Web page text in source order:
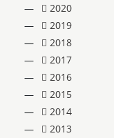
2020
2019
2018
2017
2016
2015
2014
2013